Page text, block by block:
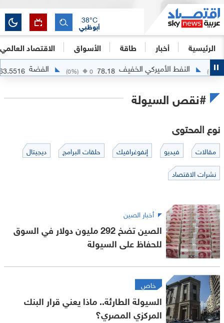
الرئيسية أخبار طاقة الأسواق الاقتصاد العالمي
أبوظبي
38°C
0%) النفط الأميركي الخفيف 78.18
(0%) الفضة 63.5516
#نقص السيولة
نوع المحتوى
مقالات فيديو إنفوغرافيك حلقات البرامج
ديجيتال
نشرات الاقتصاد
أخبار الصين
الصين تضخ 292 مليون دولار في السوق
للحفاظ على السيولة
خاص
السيولة الطارئة.. ماذا يعني قرار البنك
المركزي المصري؟